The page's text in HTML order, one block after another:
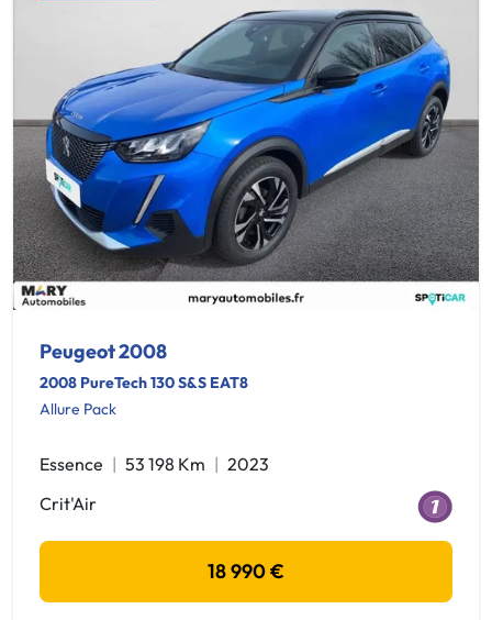
Peugeot 2008
2008 PureTech 130 S&S EAT8
Allure Pack
Essence 53 198 Km
2023
Crit'Air
18 990 €